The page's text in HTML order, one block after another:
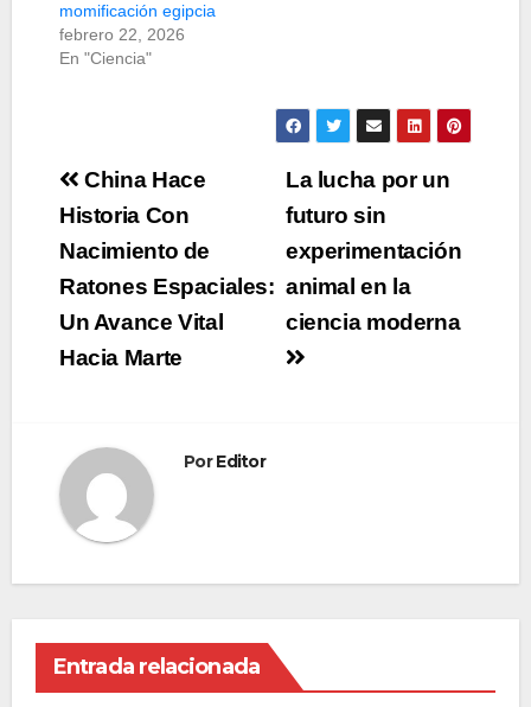
momificación egipcia
febrero 22, 2026
En "Ciencia"
Navegación
de
entradas
La lucha por un
futuro sin
experimentación
animal en la
ciencia moderna
China Hace
Historia Con
Nacimiento de
Ratones Espaciales:
Un Avance Vital
Hacia Marte
PorEditor
Entrada relacionada